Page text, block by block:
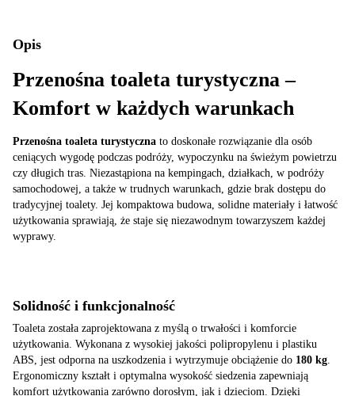
Opis
Przenośna toaleta turystyczna –
Komfort w każdych warunkach
Przenośna toaleta turystyczna to doskonałe rozwiązanie dla osób
ceniących wygodę podczas podróży, wypoczynku na świeżym powietrzu
czy długich tras. Niezastąpiona na kempingach, działkach, w podróży
samochodowej, a także w trudnych warunkach, gdzie brak dostępu do
tradycyjnej toalety. Jej kompaktowa budowa, solidne materiały i łatwość
użytkowania sprawiają, że staje się niezawodnym towarzyszem każdej
wyprawy.
Solidność i funkcjonalność
Toaleta została zaprojektowana z myślą o trwałości i komforcie
użytkowania. Wykonana z wysokiej jakości polipropylenu i plastiku
ABS, jest odporna na uszkodzenia i wytrzymuje obciążenie do 180 kg.
Ergonomiczny kształt i optymalna wysokość siedzenia zapewniają
komfort użytkowania zarówno dorosłym, jak i dzieciom. Dzięki